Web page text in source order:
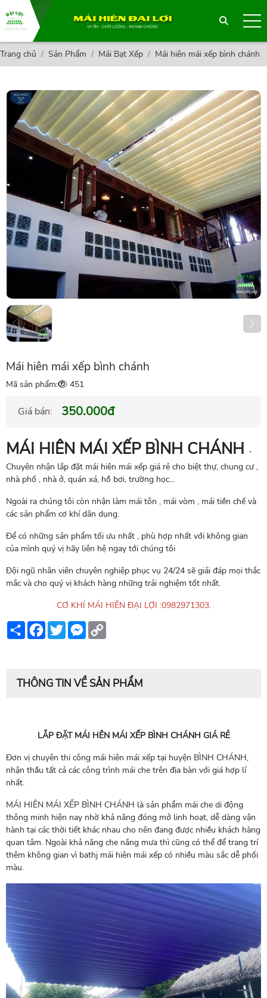
Trang chủ Sản Phẩm Mái Bạt Xếp Mái hiên mái xếp bình chánh
Mái hiên mái xếp bình chánh
Mã sản phẩm: 451
Giá bán: 350.000đ
MÁI HIÊN MÁI XẾP BÌNH CHÁNH -
Chuyên nhận lắp đặt mái hiên mái xếp giá rẻ cho biệt thự, chung cư ,
nhà phố , nhà ở, quán xá, hồ bơi, trường học...
Ngoài ra chúng tôi còn nhận làm mái tôn , mái vòm , mái tiền chế và
các sản phẩm cơ khí dân dụng.
Để có những sản phẩm tối ưu nhất , phù hợp nhất với không gian
của mình quý vị hãy liên hệ ngay tới chúng tôi
Đội ngũ nhân viên chuyên nghiệp phục vụ 24/24 sẽ giải đáp mọi thắc
mắc và cho quý vị khách hàng những trải nghiệm tốt nhất.
CƠ KHÍ MÁI HIÊN ĐẠI LỢI :0982971303.
Share Facebook
TwitterMessenger
THÔNG TIN VỀ SẢN PHẨM
LẮP ĐẶT MÁI HÊN MÁI XẾP BÌNH CHÁNH GIÁ RẺ
Đơn vị chuyên thi công mái hiên mái xếp tại huyện BÌNH CHÁNH,
nhận thầu tất cả các công trình mái che trên địa bàn với giá hợp lí
nhất.
MÁI HIÊN MÁI XẾP BÌNH CHÁNH là sản phẩm mái che di động
thông minh hiện nay nhờ khả năng đóng mở linh hoạt, dễ dàng vận
hành tại các thời tiết khác nhau cho nên đang được nhiều khách hàng
quan tâm. Ngoài khả năng che nắng mưa thì cũng có thể để trang trí
thêm không gian vì bathj mái hiên mái xếp có nhiều màu sắc dễ phối
màu.